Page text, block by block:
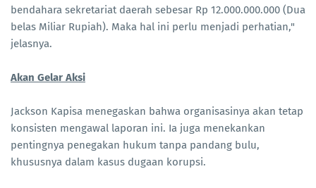
bendahara sekretariat daerah sebesar Rp 12.000.000.000 (Dua
belas Miliar Rupiah). Maka hal ini perlu menjadi perhatian,"
jelasnya.
Akan Gelar Aksi
Jackson Kapisa menegaskan bahwa organisasinya akan tetap
konsisten mengawal laporan ini. Ia juga menekankan
pentingnya penegakan hukum tanpa pandang bulu,
khususnya dalam kasus dugaan korupsi.